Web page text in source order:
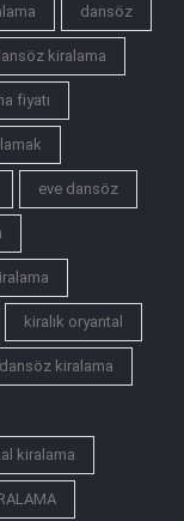
dansöz
kiralama
fiyatı
eve dansöz
kiralık oryantal
kiralama
kiralama